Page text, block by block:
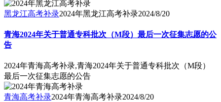
黑龙江高考补录2024年黑龙江高考补录2024/8/20
青海2024年关于普通专科批次（M段）最后一次征集志愿的公
告
2024年青海高考补录,青海2024年关于普通专科批次（M段）
最后一次征集志愿的公告
青海高考补录2024年青海高考补录2024/8/20